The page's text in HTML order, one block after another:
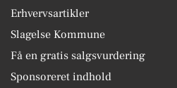
Erhvervsartikler
Slagelse Kommune
Få en gratis salgsvurdering
Sponsoreret indhold